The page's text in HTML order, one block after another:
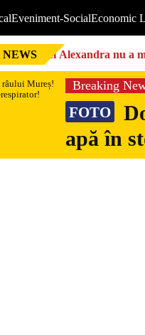
Eveniment-SocialEconomic
Nici Alexandra nu a
Breaking
FOTO
apă în